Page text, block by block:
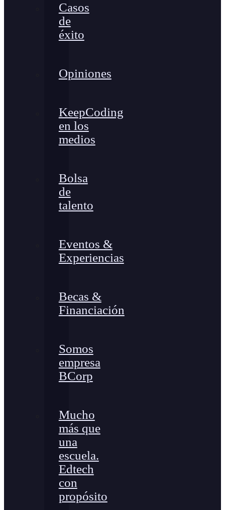
Casos
de
éxito
Opiniones
KeepCoding
en los
medios
Bolsa
de
talento
Eventos &
Experiencias
Becas &
Financiación
Somos
empresa
BCorp
Mucho
más que
una
escuela.
Edtech
con
propósito